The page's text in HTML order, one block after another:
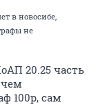
в новосибе,
не
20.25 часть
чем
100р, сам